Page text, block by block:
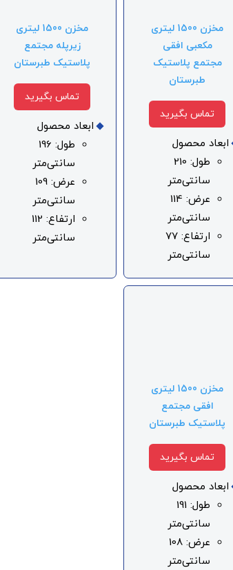
مخزن 1500 لیتری
مکعبی افقی
مجتمع پلاستیک
طبرستان
تماس بگیرید
ابعاد محصول
طول: 210
سانتی‌متر
عرض: 114
سانتی‌متر
ارتفاع: 77
سانتی‌متر
مخزن 1500 لیتری
زیرپله مجتمع
پلاستیک طبرستان
تماس بگیرید
ابعاد محصول
طول: 196
سانتی‌متر
عرض: 109
سانتی‌متر
ارتفاع: 112
سانتی‌متر
مخزن 1500 لیتری
افقی مجتمع
پلاستیک طبرستان
تماس بگیرید
ابعاد محصول
طول: 191
سانتی‌متر
عرض: 108
سانتی‌متر